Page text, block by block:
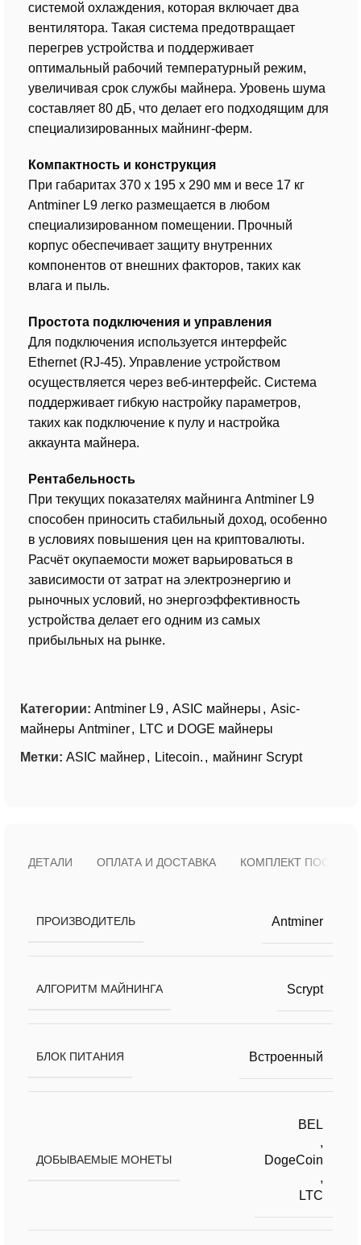
системой охлаждения, которая включает два
вентилятора. Такая система предотвращает
перегрев устройства и поддерживает
оптимальный рабочий температурный режим,
увеличивая срок службы майнера. Уровень шума
составляет 80 дБ, что делает его подходящим для
специализированных майнинг-ферм.
Компактность и конструкция
При габаритах 370 x 195 x 290 мм и весе 17 кг
Antminer L9 легко размещается в любом
специализированном помещении. Прочный
корпус обеспечивает защиту внутренних
компонентов от внешних факторов, таких как
влага и пыль.
Простота подключения и управления
Для подключения используется интерфейс
Ethernet (RJ-45). Управление устройством
осуществляется через веб-интерфейс. Система
поддерживает гибкую настройку параметров,
таких как подключение к пулу и настройка
аккаунта майнера.
Рентабельность
При текущих показателях майнинга Antminer L9
способен приносить стабильный доход, особенно
в условиях повышения цен на криптовалюты.
Расчёт окупаемости может варьироваться в
зависимости от затрат на электроэнергию и
рыночных условий, но энергоэффективность
устройства делает его одним из самых
прибыльных на рынке.
Категории: Antminer L9, ASIC майнеры , Asic-
майнеры Antminer, LTC и DOGE майнеры
Метки: ASIC майнер, Litecoin. , майнинг Scrypt
ДЕТАЛИ ОПЛАТА И ДОСТАВКА КОМПЛЕКТ
ПРОИЗВОДИТЕЛЬ Antminer
АЛГОРИТМ МАЙНИНГА Scrypt
БЛОК ПИТАНИЯ Встроенный
ДОБЫВАЕМЫЕ МОНЕТЫ
BEL
,
DogeCoin
,
LTC